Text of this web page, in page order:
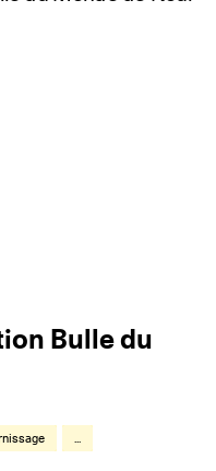
Bulle du
...